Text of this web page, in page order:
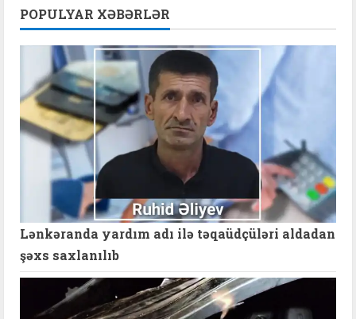
POPULYAR XƏBƏRLƏR
Lənkəranda yardım adı ilə təqaüdçüləri aldadan
şəxs saxlanılıb